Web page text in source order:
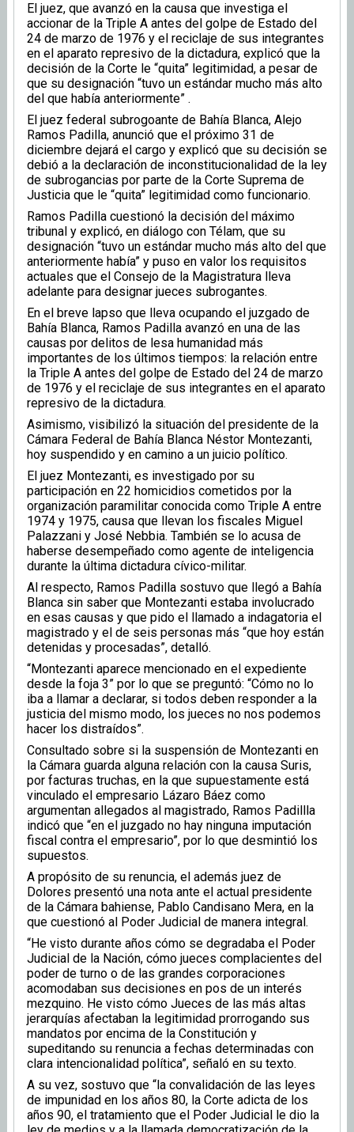
El juez, que avanzó en la causa que investiga el
accionar de la Triple A antes del golpe de Estado del
24 de marzo de 1976 y el reciclaje de sus integrantes
en el aparato represivo de la dictadura, explicó que la
decisión de la Corte le “quita” legitimidad, a pesar de
que su designación “tuvo un estándar mucho más alto
del que había anteriormente” .
El juez federal subrogoante de Bahía Blanca, Alejo
Ramos Padilla, anunció que el próximo 31 de
diciembre dejará el cargo y explicó que su decisión se
debió a la declaración de inconstitucionalidad de la ley
de subrogancias por parte de la Corte Suprema de
Justicia que le “quita” legitimidad como funcionario.
Ramos Padilla cuestionó la decisión del máximo
tribunal y explicó, en diálogo con Télam, que su
designación “tuvo un estándar mucho más alto del que
anteriormente había” y puso en valor los requisitos
actuales que el Consejo de la Magistratura lleva
adelante para designar jueces subrogantes.
En el breve lapso que lleva ocupando el juzgado de
Bahía Blanca, Ramos Padilla avanzó en una de las
causas por delitos de lesa humanidad más
importantes de los últimos tiempos: la relación entre
la Triple A antes del golpe de Estado del 24 de marzo
de 1976 y el reciclaje de sus integrantes en el aparato
represivo de la dictadura.
Asimismo, visibilizó la situación del presidente de la
Cámara Federal de Bahía Blanca Néstor Montezanti,
hoy suspendido y en camino a un juicio político.
El juez Montezanti, es investigado por su
participación en 22 homicidios cometidos por la
organización paramilitar conocida como Triple A entre
1974 y 1975, causa que llevan los fiscales Miguel
Palazzani y José Nebbia. También se lo acusa de
haberse desempeñado como agente de inteligencia
durante la última dictadura cívico-militar.
Al respecto, Ramos Padilla sostuvo que llegó a Bahía
Blanca sin saber que Montezanti estaba involucrado
en esas causas y que pido el llamado a indagatoria el
magistrado y el de seis personas más “que hoy están
detenidas y procesadas”, detalló.
“Montezanti aparece mencionado en el expediente
desde la foja 3” por lo que se preguntó: “Cómo no lo
iba a llamar a declarar, si todos deben responder a la
justicia del mismo modo, los jueces no nos podemos
hacer los distraídos”.
Consultado sobre si la suspensión de Montezanti en
la Cámara guarda alguna relación con la causa Suris,
por facturas truchas, en la que supuestamente está
vinculado el empresario Lázaro Báez como
argumentan allegados al magistrado, Ramos Padillla
indicó que “en el juzgado no hay ninguna imputación
fiscal contra el empresario”, por lo que desmintió los
supuestos.
A propósito de su renuncia, el además juez de
Dolores presentó una nota ante el actual presidente
de la Cámara bahiense, Pablo Candisano Mera, en la
que cuestionó al Poder Judicial de manera integral.
“He visto durante años cómo se degradaba el Poder
Judicial de la Nación, cómo jueces complacientes del
poder de turno o de las grandes corporaciones
acomodaban sus decisiones en pos de un interés
mezquino. He visto cómo Jueces de las más altas
jerarquías afectaban la legitimidad prorrogando sus
mandatos por encima de la Constitución y
supeditando su renuncia a fechas determinadas con
clara intencionalidad política”, señaló en su texto.
A su vez, sostuvo que “la convalidación de las leyes
de impunidad en los años 80, la Corte adicta de los
años 90, el tratamiento que el Poder Judicial le dio la